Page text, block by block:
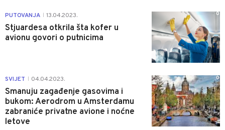
PUTOVANJA 13.04.2023.
Stjuardesa otkrila šta kofer u
avionu govori o putnicima
0
SVIJET 04.04.2023.
Smanuju zagađenje gasovima i
bukom: Aerodrom u Amsterdamu
zabraniće privatne avione i noćne
letove
0